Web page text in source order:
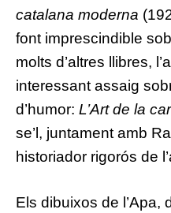
catalana moderna
font imprescindible
molts d’altres llibres,
interessant assaig
d’humor: L’Art de la
se’l, juntament amb
historiador rigorós de
Els dibuixos de l’Apa,